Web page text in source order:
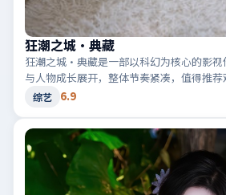
狂潮之城·典藏
狂潮之城·典藏是一部以科幻为核心的影
与人物成长展开，整体节奏紧凑，值得推荐
综艺 6.9